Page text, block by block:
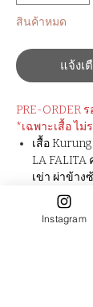
สินค้าหมด
แจ้งเ
PRE-ORDER
*เฉพาะเสื้อ ไม่
เสื้อ
LA
เข่า ผ่าข้าง
กระโปรง
ตกแต่งริมผ้
scallops ทั้
Instagram